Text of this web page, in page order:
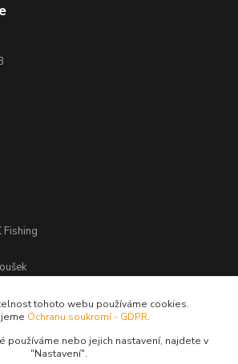
Fishing
hod.)tohoto webu používáme cookies.
Ochranu soukromí - GDPR.
používáme nebo jejich nastavení, najdete v
"Nastavení".